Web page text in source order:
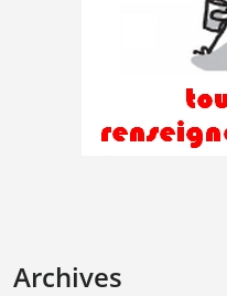
Archives